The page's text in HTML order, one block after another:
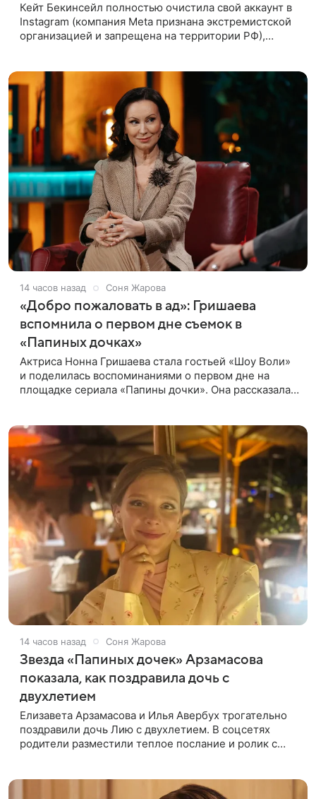
Кейт Бекинсейл полностью очистила свой аккаунт в
Instagram (компания Meta признана экстремистской
организацией и запрещена на территории РФ),
14 часов назад Соня Жарова
«Добро пожаловать в ад»: Гришаева
вспомнила о первом дне съемок в
«Папиных дочках»
Актриса Нонна Гришаева стала гостьей «Шоу Воли»
и поделилась воспоминаниями о первом дне на
площадке сериала «Папины дочки». Она рассказала,
14 часов назад Соня Жарова
Звезда «Папиных дочек» Арзамасова
показала, как поздравила дочь с
двухлетием
Елизавета Арзамасова и Илья Авербух трогательно
поздравили дочь Лию с двухлетием. В соцсетях
родители разместили теплое послание и ролик с